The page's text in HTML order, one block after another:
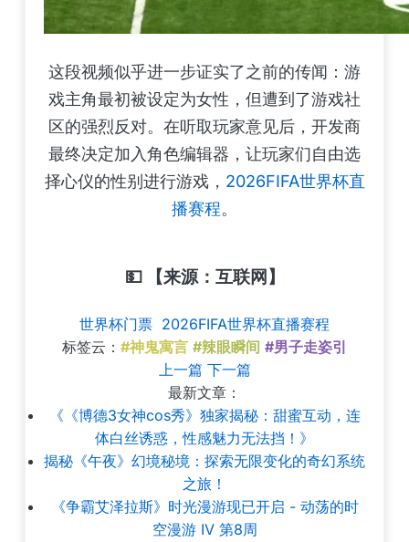
这段视频似乎进一步证实了之前的传闻：游
戏主角最初被设定为女性，但遭到了游戏社
区的强烈反对。在听取玩家意见后，开发商
最终决定加入角色编辑器，让玩家们自由选
择心仪的性别进行游戏， 2026FIFA世界杯直
播赛程。
💵 【来源：互联网】
世界杯门票 2026FIFA世界杯直播赛程
标签云： #神鬼寓言 #辣眼瞬间 #男子走姿引
上一篇 下一篇
最新文章：
《《博德3女神cos秀》独家揭秘：甜蜜互动，连
体白丝诱惑，性感魅力无法挡！》
揭秘《午夜》幻境秘境：探索无限变化的奇幻系统
之旅！
《争霸艾泽拉斯》时光漫游现已开启 - 动荡的时
空漫游 IV 第8周